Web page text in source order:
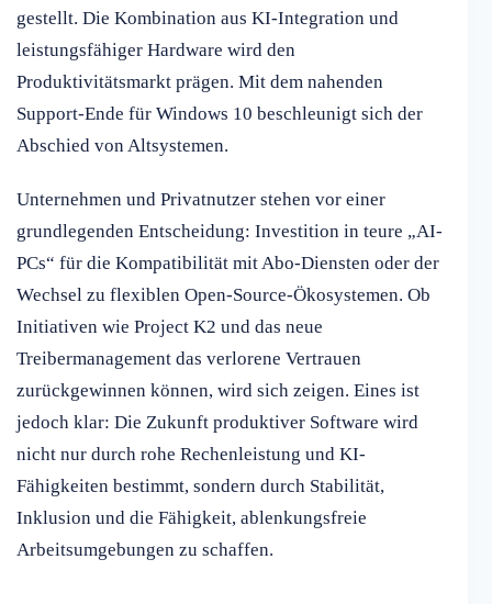
gestellt. Die Kombination aus KI-Integration und
leistungsfähiger Hardware wird den
Produktivitätsmarkt prägen. Mit dem nahenden
Support-Ende für Windows 10 beschleunigt sich der
Abschied von Altsystemen.
Unternehmen und Privatnutzer stehen vor einer
grundlegenden Entscheidung: Investition in teure „AI-
PCs“ für die Kompatibilität mit Abo-Diensten oder der
Wechsel zu flexiblen Open-Source-Ökosystemen. Ob
Initiativen wie Project K2 und das neue
Treibermanagement das verlorene Vertrauen
zurückgewinnen können, wird sich zeigen. Eines ist
jedoch klar: Die Zukunft produktiver Software wird
nicht nur durch rohe Rechenleistung und KI-
Fähigkeiten bestimmt, sondern durch Stabilität,
Inklusion und die Fähigkeit, ablenkungsfreie
Arbeitsumgebungen zu schaffen.